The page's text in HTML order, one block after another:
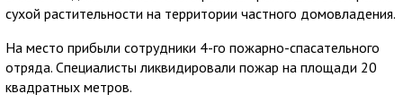
сухой растительности на территории частного домовладения.
На место прибыли сотрудники 4-го пожарно-спасательного
отряда. Специалисты ликвидировали пожар на площади 20
квадратных метров.